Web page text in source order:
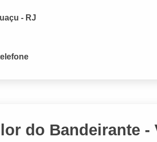
- RJ
do Bandeirante -